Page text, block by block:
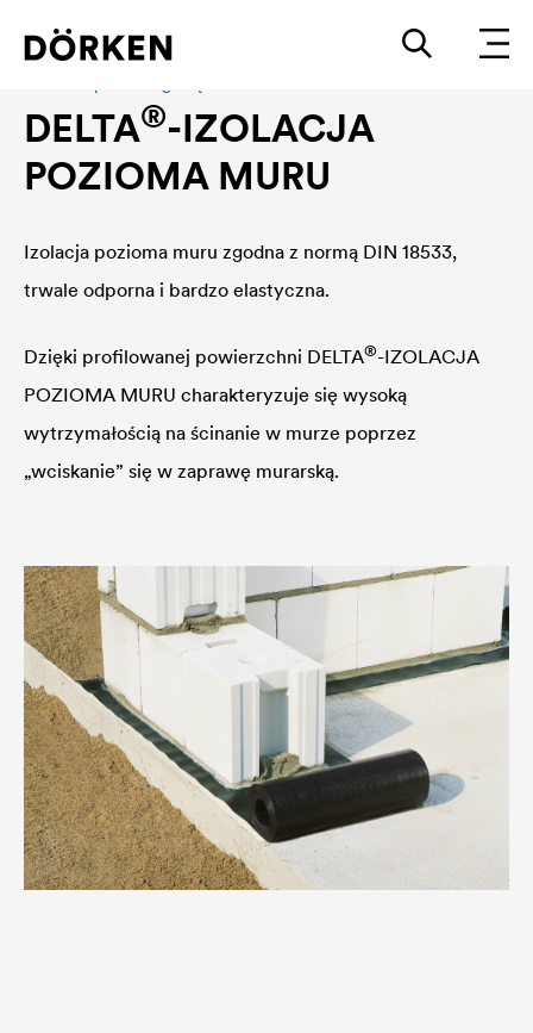
DELTA®-IZOLACJA
POZIOMA MURU
Izolacja pozioma muru zgodna z normą DIN 18533,
trwale odporna i bardzo elastyczna.
Dzięki profilowanej powierzchni DELTA®-IZOLACJA
POZIOMA MURU charakteryzuje się wysoką
wytrzymałością na ścinanie w murze poprzez
„wciskanie” się w zaprawę murarską.